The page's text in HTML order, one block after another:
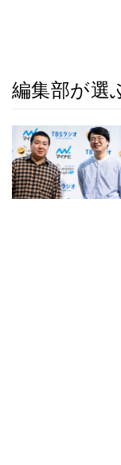
編集部が選